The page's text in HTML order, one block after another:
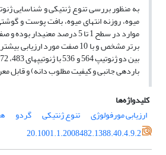
میوه، روزنه انتهای میوه، بافت پوست و
باردهی جانبی و کیفیت مطلوب دانه) و قابل
کلیدواژه‌ها
ارزیابی مورفولوژی
تنوع ژنتیکی گردو
20.1001.1.2008482.1388.40.4.9.2